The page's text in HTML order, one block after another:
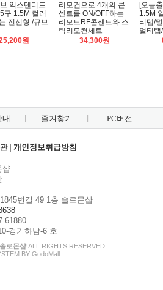
익스텐디드
구 1.5M 컬러
전선형 /큐브
원
리모컨으로 4개의 콘
센트를 ON/OFF하는
리모트RF콘센트와 스
틱리모컨세트
34,300원
[오늘
1.5M
티탭/
멀티
내 즐겨찾기 PC버전
| 개인정보취급방침
샵
번길 49 1층 솔로몬샵
61880
경기하남-6 호
솔로몬샵 ALL RIGHTS RESERVED.
BY GodoMall